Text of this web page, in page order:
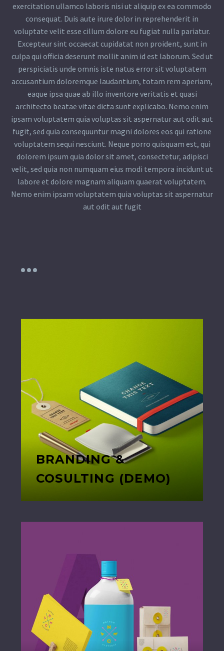
exercitation ullamco laboris nisi ut aliquip ex ea commodo
consequat. Duis aute irure dolor in reprehenderit in
voluptate velit esse cillum dolore eu fugiat nulla pariatur.
Excepteur sint occaecat cupidatat non proident, sunt in
culpa qui officia deserunt mollit anim id est laborum. Sed ut
perspiciatis unde omnis iste natus error sit voluptatem
accusantium doloremque laudantium, totam rem aperiam,
eaque ipsa quae ab illo inventore veritatis et quasi
architecto beatae vitae dicta sunt explicabo. Nemo enim
ipsam voluptatem quia voluptas sit aspernatur aut odit aut
fugit, sed quia consequuntur magni dolores eos qui ratione
voluptatem sequi nesciunt. Neque porro quisquam est, qui
dolorem ipsum quia dolor sit amet, consectetur, adipisci
velit, sed quia non numquam eius modi tempora incidunt ut
labore et dolore magnam aliquam quaerat voluptatem.
Nemo enim ipsam voluptatem quia voluptas sit aspernatur
aut odit aut fugit
BRANDING &
COSULTING (DEMO)